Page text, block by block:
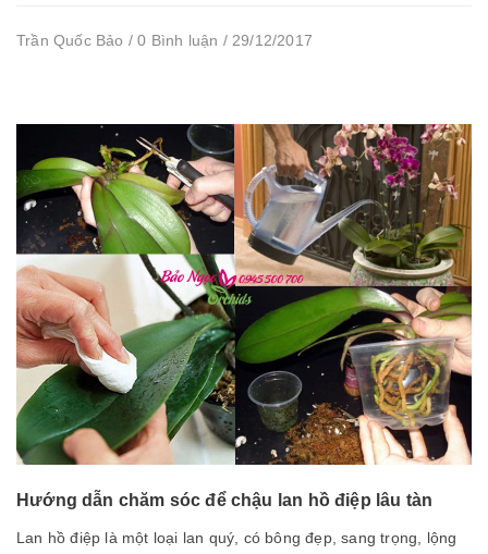
Trần Quốc Bảo / 0 Bình luận / 29/12/2017
Hướng dẫn chăm sóc để chậu lan hồ điệp lâu tàn
Lan hồ điệp là một loại lan quý, có bông đẹp, sang trọng, lộng